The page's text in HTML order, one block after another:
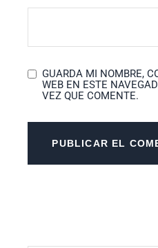
GUARDA MI NOMBRE,
WEB EN ESTE
VEZ QUE COMENTE.
PUBLICAR EL